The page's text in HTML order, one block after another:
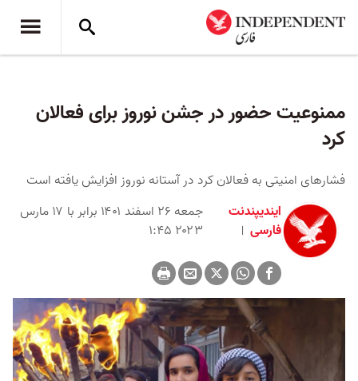
ممنوعیت حضور در جشن نوروز برای فعالان
کرد
فشارهای امنیتی به فعالان کرد در آستانه نوروز افزایش یافته است
ایندیپندنت
فارسی
جمعه ۲۶ اسفند ۱۴۰۱ برابر با ۱۷ مارس
۲۰۲۳ ۱:۴۵